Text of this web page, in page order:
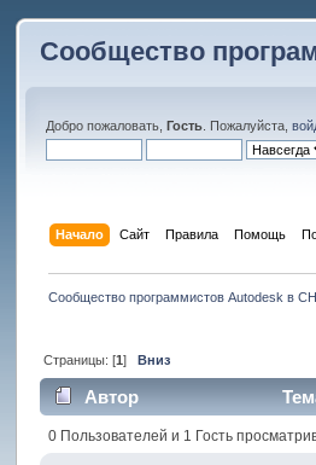
Сообщество
Добро пожаловать,Гость . Пожалуйста,
Начало Сайт Правила Помощь
Сообщество программистов Autodesk в
Страницы: [1] Вниз
Автор
0 Пользователей и 1 Гость